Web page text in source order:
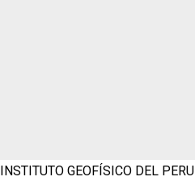
INSTITUTO GEOFÍSICO DEL PERU